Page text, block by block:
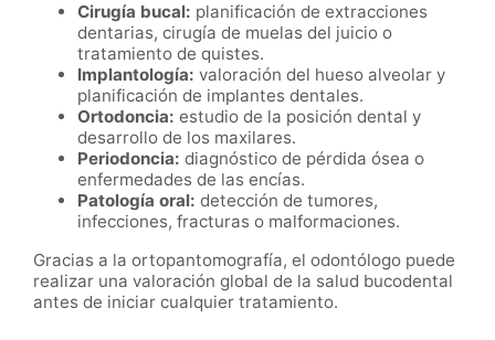
Cirugía bucal: planificación de extracciones
dentarias, cirugía de muelas del juicio o
tratamiento de quistes.
Implantología: valoración del hueso alveolar y
planificación de implantes dentales.
Ortodoncia: estudio de la posición dental y
desarrollo de los maxilares.
Periodoncia: diagnóstico de pérdida ósea o
enfermedades de las encías.
Patología oral: detección de tumores,
infecciones, fracturas o malformaciones.
Gracias a la ortopantomografía, el odontólogo puede
realizar una valoración global de la salud bucodental
antes de iniciar cualquier tratamiento.